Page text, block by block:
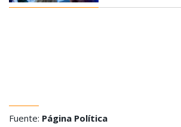
Fuente: Página Política